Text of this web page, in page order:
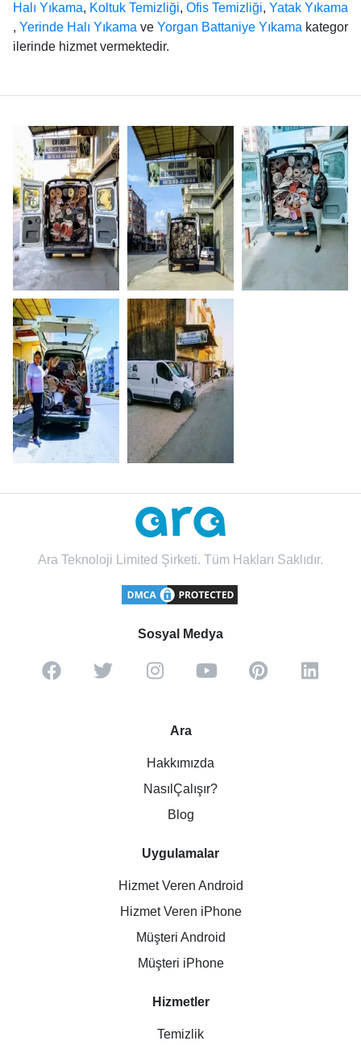
Halı Yıkama, Koltuk Temizliği, Ofis Temizliği, Yatak Yıkama
, Yerinde Halı Yıkama ve Yorgan Battaniye Yıkama kategor
ilerinde hizmet vermektedir.
Ara Teknoloji Limited Şirketi. Tüm Hakları Saklıdır.
Sosyal Medya
Ara
Hakkımızda
NasılÇalışır?
Blog
Uygulamalar
Hizmet Veren Android
Hizmet Veren iPhone
Müşteri Android
Müşteri iPhone
Hizmetler
Temizlik